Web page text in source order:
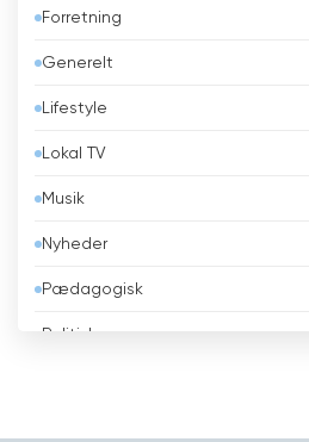
Bangladesh
Barbados
Belarus
Belgien
Belize
Benin
Bhutan
Forretning
Generelt
Lifestyle
Lokal TV
Musik
Nyheder
Pædagogisk
Politisk